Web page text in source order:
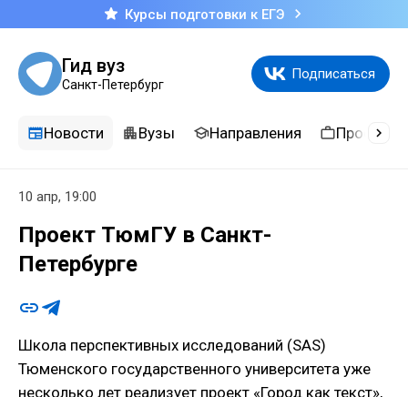
Курсы подготовки к ЕГЭ
Гид вуз
Санкт-Петербург
Подписаться
Новости Вузы Направления
10 апр, 19:00
Проект ТюмГУ в Санкт-
Петербурге
Школа перспективных исследований (SAS)
Тюменского государственного университета уже
несколько лет реализует проект «Город как текст»,